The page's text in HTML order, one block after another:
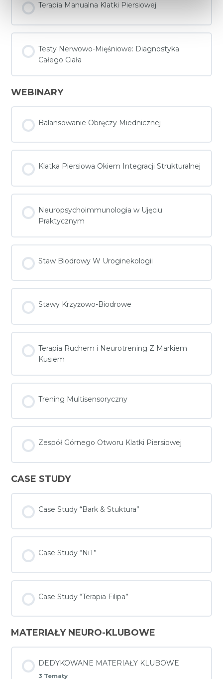
Terapia Manualna Klatki Piersiowej
Testy Nerwowo-Mięśniowe: Diagnostyka
Całego Ciała
WEBINARY
Balansowanie Obręczy Miednicznej
Klatka Piersiowa Okiem Integracji Strukturalnej
Neuropsychoimmunologia w Ujęciu
Praktycznym
Staw Biodrowy W Uroginekologii
Stawy Krzyżowo-Biodrowe
Terapia Ruchem i Neurotrening Z Markiem
Kusiem
Trening Multisensoryczny
Zespół Górnego Otworu Klatki Piersiowej
CASE STUDY
Case Study “Bark & Stuktura”
Case Study “NiT”
Case Study “Terapia Filipa”
MATERIAŁY NEURO-KLUBOWE
DEDYKOWANE MATERIAŁY KLUBOWE
3 Tematy